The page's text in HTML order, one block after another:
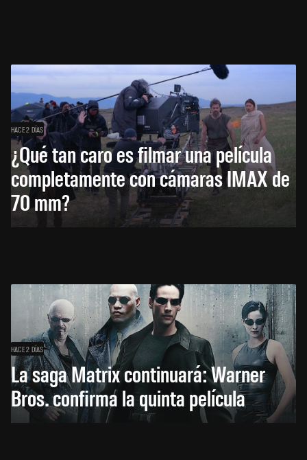
HACE 2 DÍAS
¿Qué tan caro es filmar una película
completamente con cámaras IMAX de
70 mm?
HACE 2 DÍAS
La saga Matrix continuará: Warner
Bros. confirma la quinta película